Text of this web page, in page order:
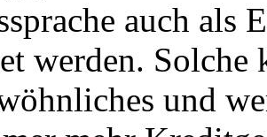
auch
werden.
und